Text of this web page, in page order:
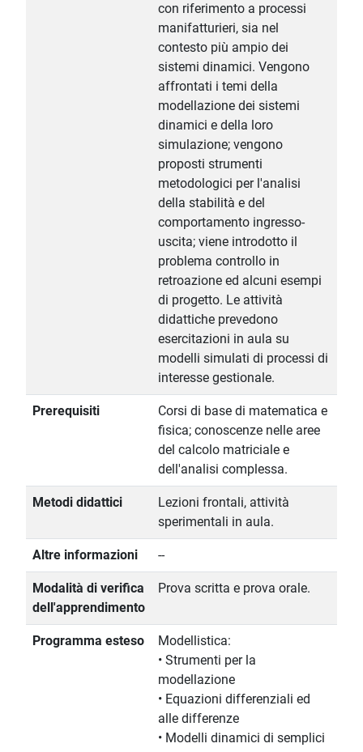
con riferimento a processi
manifatturieri, sia nel
contesto più ampio dei
sistemi dinamici. Vengono
affrontati i temi della
modellazione dei sistemi
dinamici e della loro
simulazione; vengono
proposti strumenti
metodologici per l'analisi
della stabilità e del
comportamento ingresso-
uscita; viene introdotto il
problema controllo in
retroazione ed alcuni esempi
di progetto. Le attività
didattiche prevedono
esercitazioni in aula su
modelli simulati di processi di
interesse gestionale.
Prerequisiti
Corsi di base di matematica e
fisica; conoscenze nelle aree
del calcolo matriciale e
dell'analisi complessa.
Metodi didattici
Lezioni frontali, attività
sperimentali in aula.
Altre informazioni --
Modalità di verifica
dell'apprendimento
Prova scritta e prova orale.
Programma esteso
Modellistica:
• Strumenti per la
modellazione
• Equazioni differenziali ed
alle differenze
• Modelli dinamici di semplici